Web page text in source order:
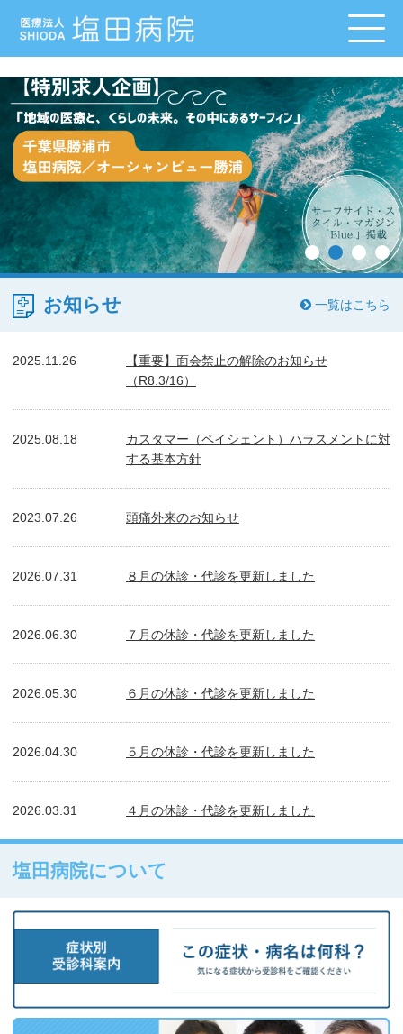
お知らせ 一覧はこちら
2025.11.26
【重要】面会禁止の解除のお知らせ
（R8.3/16）
2025.08.18
カスタマー（ペイシェント）ハラスメントに対
する基本方針
2023.07.26 頭痛外来のお知らせ
2026.07.31 ８月の休診・代診を更新しました
2026.06.30 ７月の休診・代診を更新しました
2026.05.30 ６月の休診・代診を更新しました
2026.04.30 ５月の休診・代診を更新しました
2026.03.31 ４月の休診・代診を更新しました
塩田病院について